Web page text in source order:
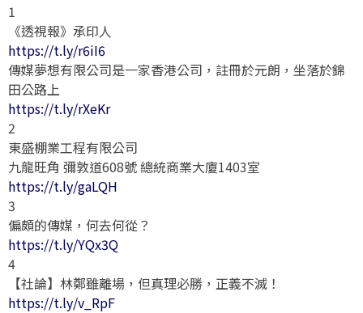
1
《透視報》承印人
https://t.ly/r6iI6
傳媒夢想有限公司是一家香港公司，註冊於元朗，坐落於錦
田公路上
https://t.ly/rXeKr
2
東盛棚業工程有限公司
九龍旺角 彌敦道608號 總統商業大廈1403室
https://t.ly/gaLQH
3
偏頗的傳媒，何去何從？
https://t.ly/YQx3Q
4
【社論】林鄭雖離場，但真理必勝，正義不滅！
https://t.ly/v_RpF